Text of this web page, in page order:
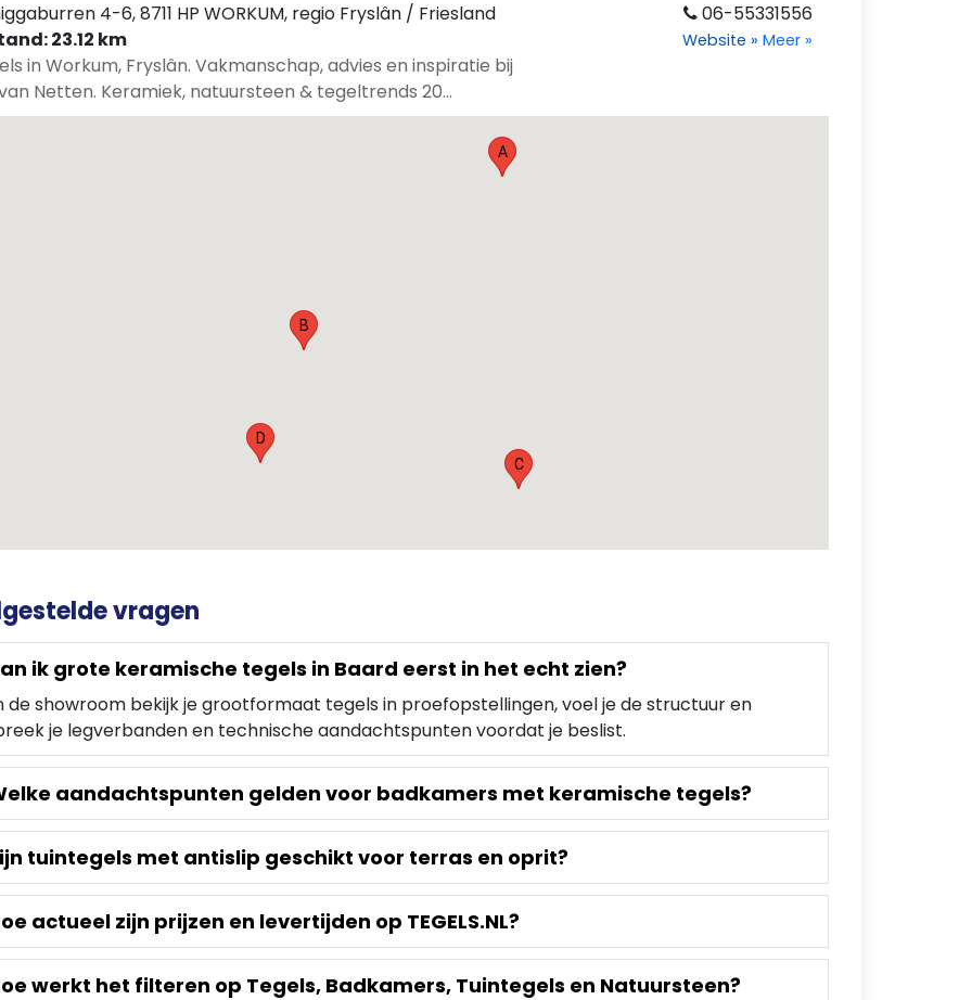
4-6, 8711 HP WORKUM, regio Fryslân / Friesland
23.12 km
in Workum, Fryslân. Vakmanschap, advies en inspiratie bij
van Netten. Keramiek, natuursteen & tegeltrends 20...
06-55331556
Website » Meer »
A
B
C
D
vragen
ik grote keramische tegels in Baard eerst in het echt zien?
de showroom bekijk je grootformaat tegels in proefopstellingen, voel je de structuur en
je legverbanden en technische aandachtspunten voordat je beslist.
aandachtspunten gelden voor badkamers met keramische tegels?
tuintegels met antislip geschikt voor terras en oprit?
actueel zijn prijzen en levertijden op TEGELS.NL?
werkt het filteren op Tegels, Badkamers, Tuintegels en Natuursteen?